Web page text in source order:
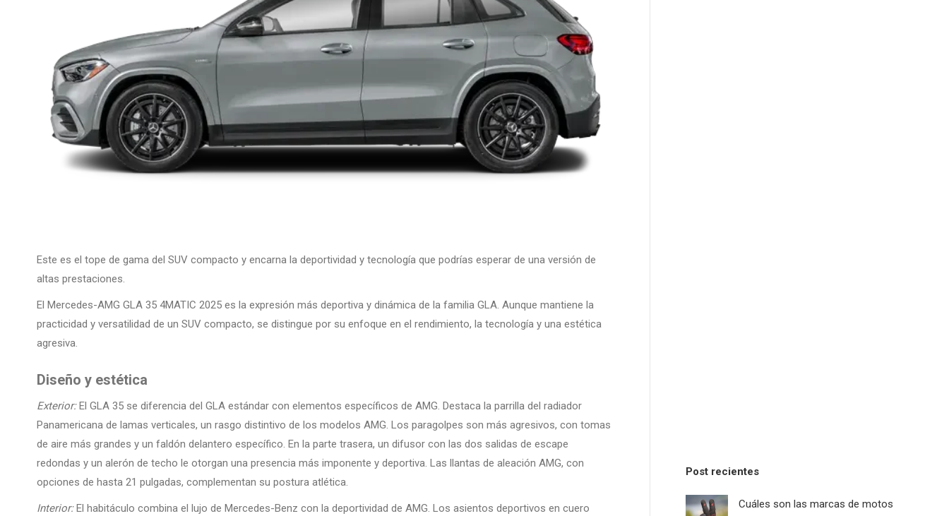
Este es el tope de gama del SUV compacto y encarna la deportividad y tecnología que podrías esperar de una versión de
altas prestaciones.
El Mercedes-AMG GLA 35 4MATIC 2025 es la expresión más deportiva y dinámica de la familia GLA. Aunque mantiene la
practicidad y versatilidad de un SUV compacto, se distingue por su enfoque en el rendimiento, la tecnología y una estética
agresiva.
Diseño y estética
Exterior:El GLA 35 se diferencia del GLA estándar con elementos específicos de AMG. Destaca la parrilla del radiador
Panamericana de lamas verticales, un rasgo distintivo de los modelos AMG. Los paragolpes son más agresivos, con tomas
de aire más grandes y un faldón delantero específico. En la parte trasera, un difusor con las dos salidas de escape
redondas y un alerón de techo le otorgan una presencia más imponente y deportiva. Las llantas de aleación AMG, con
opciones de hasta 21 pulgadas, complementan su postura atlética.
Interior:El habitáculo combina el lujo de Mercedes-Benz con la deportividad de AMG. Los asientos deportivos en cuero
Post recientes
Cuáles son las marcas de motos